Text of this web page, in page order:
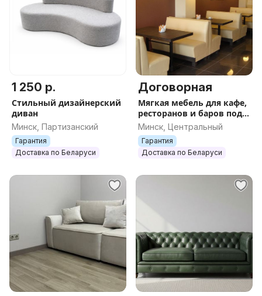
1 250 р.
Стильный дизайнерский
диван
Минск, Партизанский
Гарантия
Доставка по Беларуси
Договорная
Мягкая мебель для кафе,
ресторанов и баров под
заказ
Минск, Центральный
Гарантия
Доставка по Беларуси